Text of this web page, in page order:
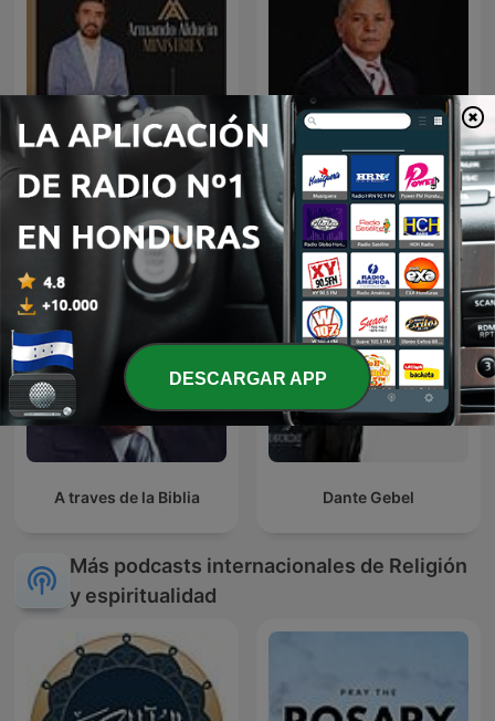
Dr. Armando Alducin
Podcast
Dr. Antonio Bolainez
A traves de la Biblia Dante Gebel
Más podcasts internacionales de Religión
y espiritualidad
DESCARGAR APP